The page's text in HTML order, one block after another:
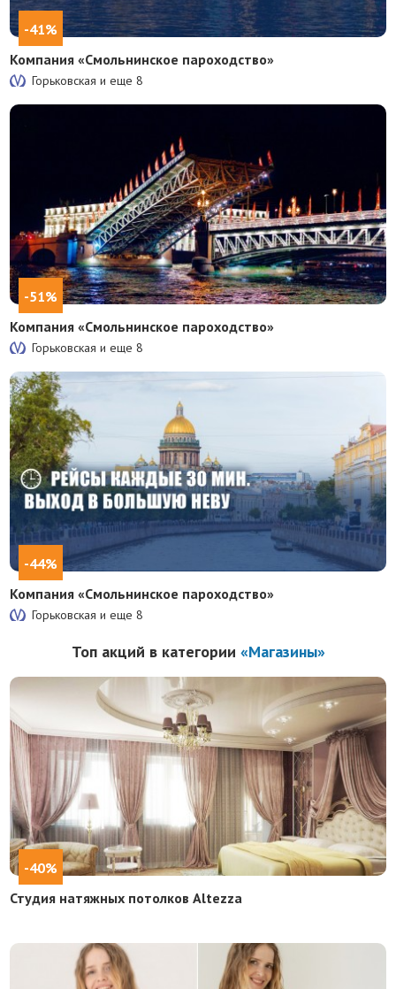
-41%
Компания «Смольнинское пароходство»
Горьковская и еще8
-51%
Компания «Смольнинское пароходство»
Горьковская и еще8
-44%
Компания «Смольнинское пароходство»
Горьковская и еще8
Топ акций в категории «Магазины»
-40%
Студия натяжных потолков Altezza